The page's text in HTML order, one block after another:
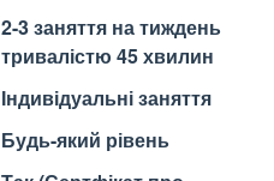
2-3 заняття на тиждень
тривалістю 45 хвилин
Індивідуальні заняття
Будь-який рівень